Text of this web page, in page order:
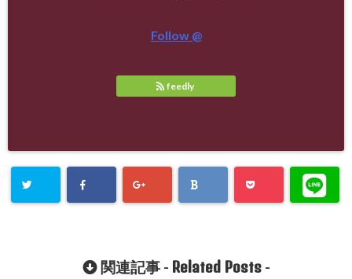
Follow @
feedly
関連記事 - Related Posts-